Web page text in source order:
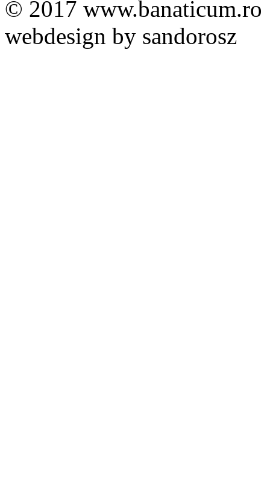
© 2017 www.banaticum.ro
webdesign by sandorosz